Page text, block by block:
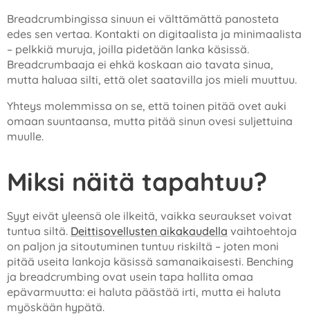
Breadcrumbingissa sinuun ei välttämättä panosteta
edes sen vertaa. Kontakti on digitaalista ja minimaalista
– pelkkiä muruja, joilla pidetään lanka käsissä.
Breadcrumbaaja ei ehkä koskaan aio tavata sinua,
mutta haluaa silti, että olet saatavilla jos mieli muuttuu.
Yhteys molemmissa on se, että toinen pitää ovet auki
omaan suuntaansa, mutta pitää sinun ovesi suljettuina
muulle.
Miksi näitä tapahtuu?
Syyt eivät yleensä ole ilkeitä, vaikka seuraukset voivat
tuntua siltä. Deittisovellusten aikakaudella vaihtoehtoja
on paljon ja sitoutuminen tuntuu riskiltä – joten moni
pitää useita lankoja käsissä samanaikaisesti. Benching
ja breadcrumbing ovat usein tapa hallita omaa
epävarmuutta: ei haluta päästää irti, mutta ei haluta
myöskään hypätä.